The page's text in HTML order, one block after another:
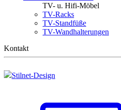
TV- u. Hifi-Möbel
TV-Racks
TV-Standfüße
TV-Wandhalterungen
Kontakt
Stilnet-Design